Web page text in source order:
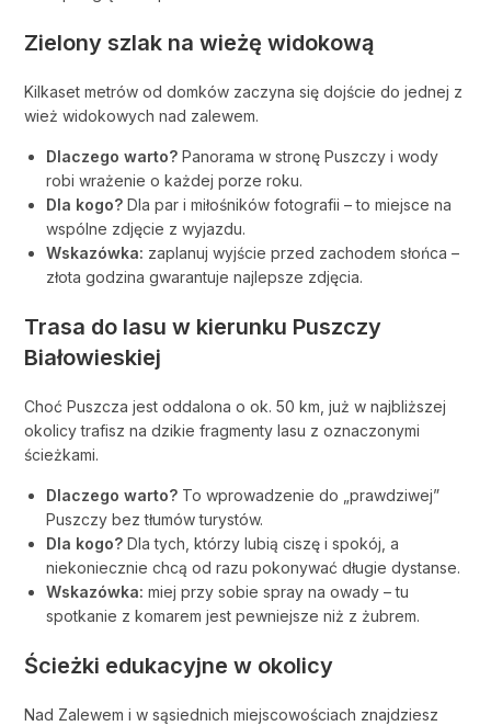
Zielony szlak na wieżę widokową
Kilkaset metrów od domków zaczyna się dojście do jednej z
wież widokowych nad zalewem.
Dlaczego warto? Panorama w stronę Puszczy i wody
robi wrażenie o każdej porze roku.
Dla kogo? Dla par i miłośników fotografii – to miejsce na
wspólne zdjęcie z wyjazdu.
Wskazówka: zaplanuj wyjście przed zachodem słońca –
złota godzina gwarantuje najlepsze zdjęcia.
Trasa do lasu w kierunku Puszczy
Białowieskiej
Choć Puszcza jest oddalona o ok. 50 km, już w najbliższej
okolicy trafisz na dzikie fragmenty lasu z oznaczonymi
ścieżkami.
Dlaczego warto? To wprowadzenie do „prawdziwej”
Puszczy bez tłumów turystów.
Dla kogo? Dla tych, którzy lubią ciszę i spokój, a
niekoniecznie chcą od razu pokonywać długie dystanse.
Wskazówka: miej przy sobie spray na owady – tu
spotkanie z komarem jest pewniejsze niż z żubrem.
Ścieżki edukacyjne w okolicy
Nad Zalewem i w sąsiednich miejscowościach znajdziesz